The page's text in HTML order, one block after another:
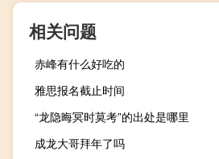
相关问题
赤峰有什么好吃的
雅思报名截止时间
“龙隐晦冥时莫考”的出处是哪里
成龙大哥拜年了吗